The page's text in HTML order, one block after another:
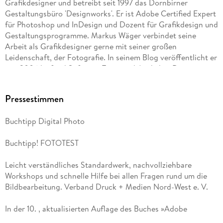
Bilder verkleinern . . . 48
Bilder vergrößern . . . 49
Bilder zuschneiden . . . 50
Arbeitsfläche erweitern . . . 55
Ebene skalieren . . . 56
Ein Smartobjekt skalieren . . . 58
Perspektive korrigieren . . . 60
Bilder nachschärfen . . . 63
Maskiertes Schärfen . . . 65
Grafikdesigner und betreibt seit 1997 das Dornbirner
Gestaltungsbüro 'Designworks'. Er ist Adobe Certified Expert
für Photoshop und InDesign und Dozent für Grafikdesign und
Gestaltungsprogramme. Markus Wäger verbindet seine
Arbeit als Grafikdesigner gerne mit seiner großen
Leidenschaft, der Fotografie. In seinem Blog veröffentlicht er
seit 2006 laufend Software-Tipps und Artikel zu Design,
Pressestimmen
Buchtipp Digital Photo
Buchtipp! FOTOTEST
Leicht verständliches Standardwerk, nachvollziehbare
Workshops und schnelle Hilfe bei allen Fragen rund um die
Bildbearbeitung. Verband Druck + Medien Nord-West e. V.
In der 10. , aktualisierten Auflage des Buches »Adobe